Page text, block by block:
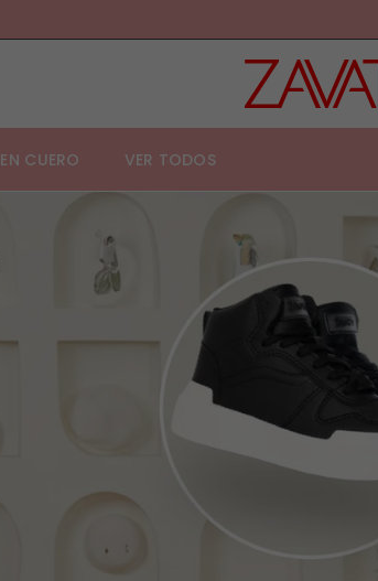
A
T
Y
E
C
U
R
EN CUERO VER TODOS